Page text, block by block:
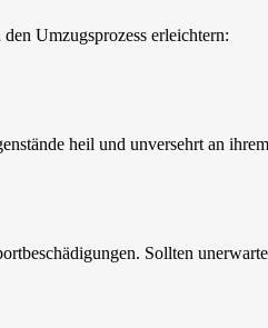
Umzugsprozess erleichtern:
heil und unversehrt an
Sollten